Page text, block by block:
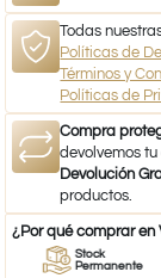
Todas
Políticas de
Términos y
Políticas de
Compra
devolvemos tu
Devolución
productos.
¿Por qué comprar en
Stock
Permanente